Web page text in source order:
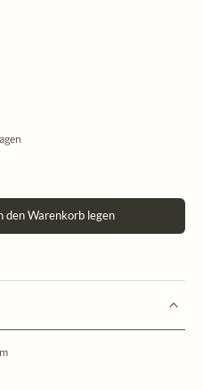
den Warenkorb legen